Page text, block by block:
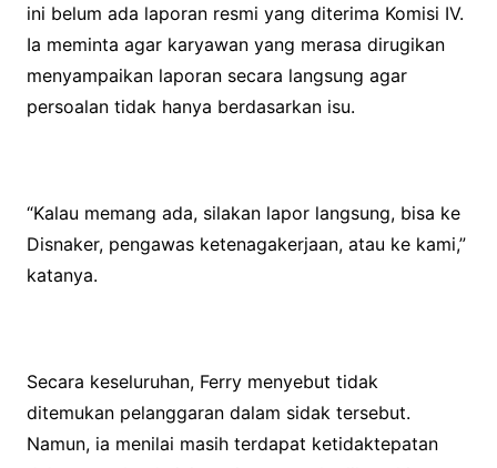
ini belum ada laporan resmi yang diterima Komisi IV.
Ia meminta agar karyawan yang merasa dirugikan
menyampaikan laporan secara langsung agar
persoalan tidak hanya berdasarkan isu.
“Kalau memang ada, silakan lapor langsung, bisa ke
Disnaker, pengawas ketenagakerjaan, atau ke kami,”
katanya.
Secara keseluruhan, Ferry menyebut tidak
ditemukan pelanggaran dalam sidak tersebut.
Namun, ia menilai masih terdapat ketidaktepatan